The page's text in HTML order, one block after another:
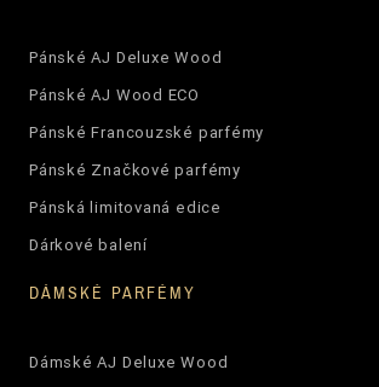
Pánské AJ Deluxe Wood
Pánské AJ Wood ECO
Pánské Francouzské parfémy
Pánské Značkové parfémy
Pánská limitovaná edice
Dárkové balení
DÁMSKÉ PARFÉMY
Dámské AJ Deluxe Wood